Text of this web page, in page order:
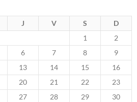
J V S
D
1
2
6 7 8
9
13 14 15
16
20 21 22
23
27 28 29
30